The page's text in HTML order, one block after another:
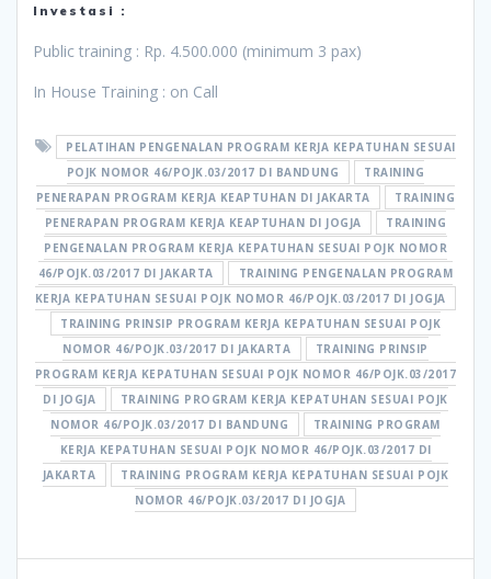
Investasi :
Public training : Rp. 4.500.000 (minimum 3 pax)
In House Training : on Call
PELATIHAN PENGENALAN PROGRAM KERJA KEPATUHAN SESUAI
POJK NOMOR 46/POJK.03/2017 DI BANDUNG
TRAINING
PENERAPAN PROGRAM KERJA KEAPTUHAN DI JAKARTA
TRAINING
PENERAPAN PROGRAM KERJA KEAPTUHAN DI JOGJA
TRAINING
PENGENALAN PROGRAM KERJA KEPATUHAN SESUAI POJK NOMOR
46/POJK.03/2017 DI JAKARTA
TRAINING PENGENALAN PROGRAM
KERJA KEPATUHAN SESUAI POJK NOMOR 46/POJK.03/2017 DI JOGJA
TRAINING PRINSIP PROGRAM KERJA KEPATUHAN SESUAI POJK
NOMOR 46/POJK.03/2017 DI JAKARTA
TRAINING PRINSIP
PROGRAM KERJA KEPATUHAN SESUAI POJK NOMOR 46/POJK.03/2017
DI JOGJA
TRAINING PROGRAM KERJA KEPATUHAN SESUAI POJK
NOMOR 46/POJK.03/2017 DI BANDUNG
TRAINING PROGRAM
KERJA KEPATUHAN SESUAI POJK NOMOR 46/POJK.03/2017 DI
JAKARTA
TRAINING PROGRAM KERJA KEPATUHAN SESUAI POJK
NOMOR 46/POJK.03/2017 DI JOGJA